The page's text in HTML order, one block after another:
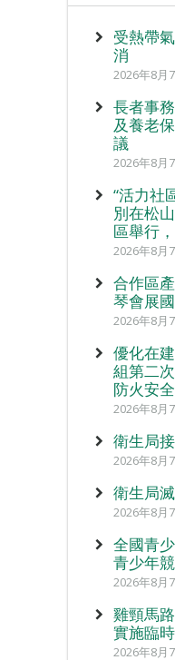
受熱帶
消
2026年8月
長者事
及養老
議
2026年8月
“活力社
別在松
區舉行
2026年8月
合作區
琴會展
2026年8月
優化在
組第二
防火安
2026年8月
衛生局
2026年8月
衛生局
2026年8月
全國青
青少年
2026年8月
雞頸馬
實施臨
2026年8月